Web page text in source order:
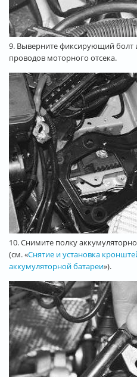
9. Выверните фиксирующий болт
проводов моторного отсека.
10. Снимите полку
(см. «Снятие и установка
аккумуляторной батареи»).